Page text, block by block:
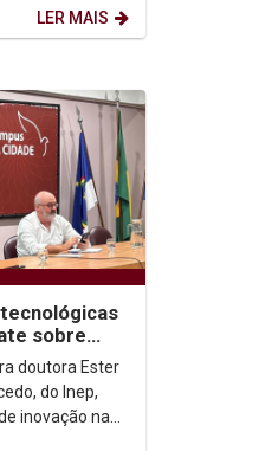
LER MAIS
sobre
avaliação
doutora Ester
do Inep,
inovação nas